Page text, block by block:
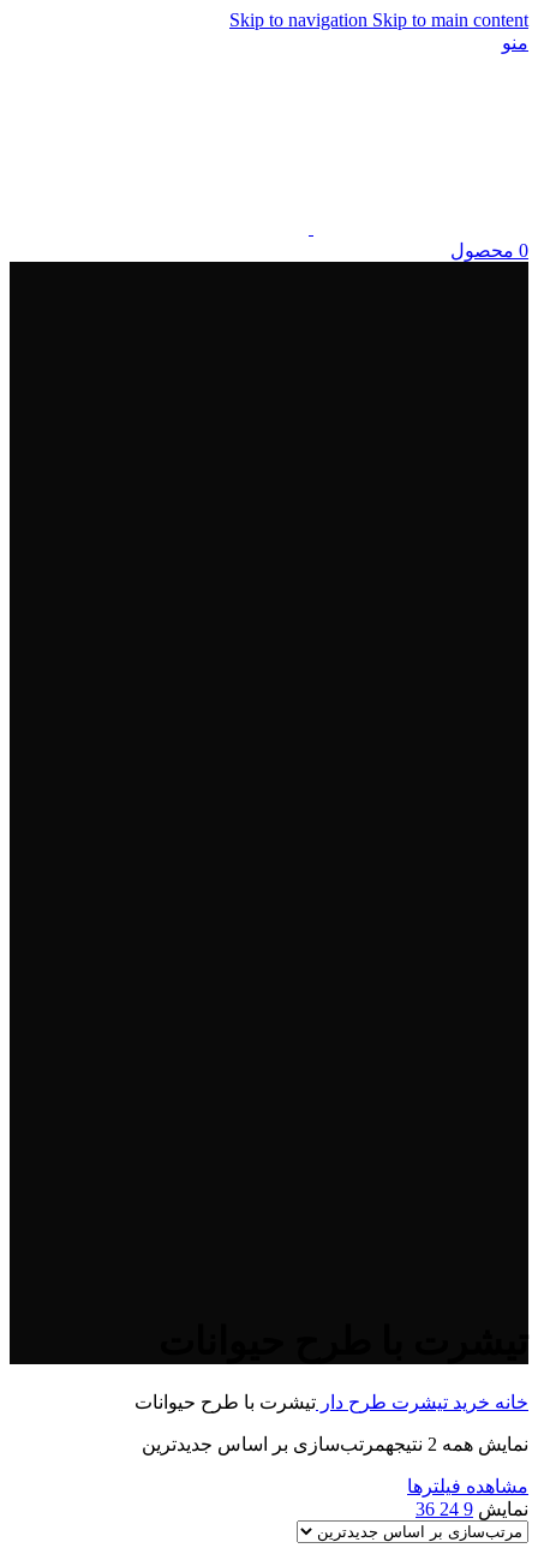
Skip to navigation Skip to main content
منو
0 محصول
خانه خرید تیشرت طرح دار تیشرت با طرح حیوانات
نمایش همه 2 نتیجه مرتب‌سازی بر اساس جدیدترین
مشاهده فیلترها
نمایش 9
24
36